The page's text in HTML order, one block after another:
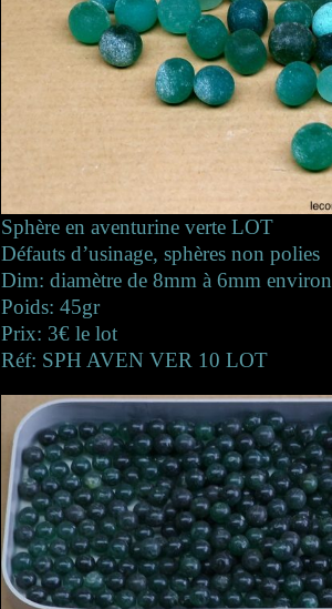
Sphère en aventurine verte LOT
Défauts d’usinage, sphères non polies
Dim: diamètre de 8mm à 6mm environ
Poids: 45gr
Prix: 3€ le lot
Réf: SPH AVEN VER 10 LOT